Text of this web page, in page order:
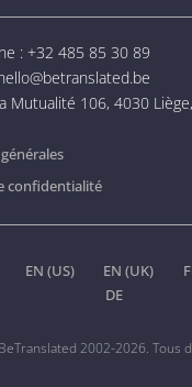
: +32 485 85 30 89
Mutualité 106, 4030
confidentialité
EN (US) EN (UK)
DE
2002-2026. Tous